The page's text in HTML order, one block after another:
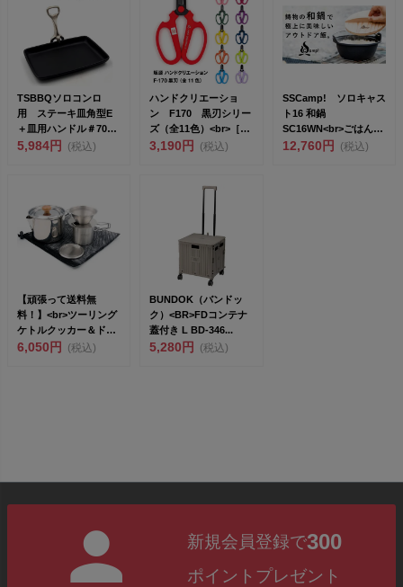
TSBBQソロコンロ
用 ステーキ皿角型E
＋皿用ハンドル＃707
セット【頑張って送料
5,984円 (税込)
ハンドクリエーショ
ン F170 黒刃シリー
ズ（全11色）<br>［F-
1...
3,190円 (税込)
SSCamp! ソロキャス
ト16 和鍋
SC16WN<br>ごはん
が、う...
12,760円 (税込)
【頑張って送料無
料！】<br>ツーリング
ケトルクッカー＆ドリ
ッパーセット...
6,050円 (税込)
BUNDOK（バンドッ
ク）<BR>FDコンテナ
蓋付き L BD-346...
5,280円 (税込)
新規会員登録で300
ポイントプレゼント